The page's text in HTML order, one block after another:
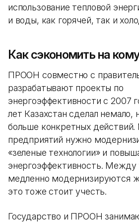
использование тепловой
и воды, как горячей, так и
Как сэкономить на
ПРООН совместно с
разрабатывают проекты по
энергоэффективности с 2007
лет Казахстан сделал немало,
больше конкретных действий.
предприятий нужно
«зеленые технологии» и
энергоэффективность. Между
медленно модернизируются
это тоже стоит учесть.
Государство и ПРООН